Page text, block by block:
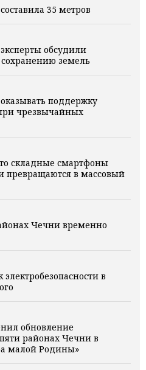
35 метров
обсудили
земель
поддержку
чрезвычайных
складные смартфоны
превращаются в массовый
Чечни временно
в
обновление
районах Чечни в
малой Родины»